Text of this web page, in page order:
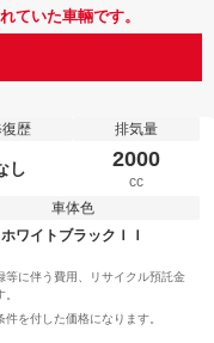
ていた車輛です。
歴
し
排気量
2000
cc
車体色
ホワイトブラックＩＩ
等に伴う費用、リサイクル預託金
を付した価格になります。